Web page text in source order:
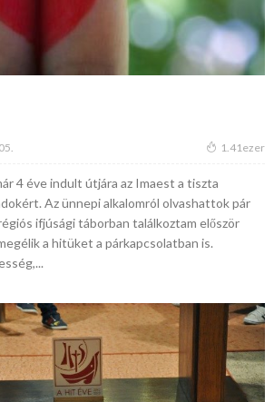
1.41ezer
4 éve indult útjára az Imaest a tiszta
Az ünnepi alkalomról olvashattok pár
ifjúsági táborban találkoztam először
a hitüket a párkapcsolatban is.